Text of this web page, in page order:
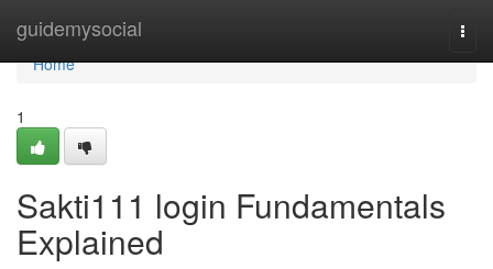
guidemysocial
Home
Home
1
Sakti111 login Fundamentals
Explained